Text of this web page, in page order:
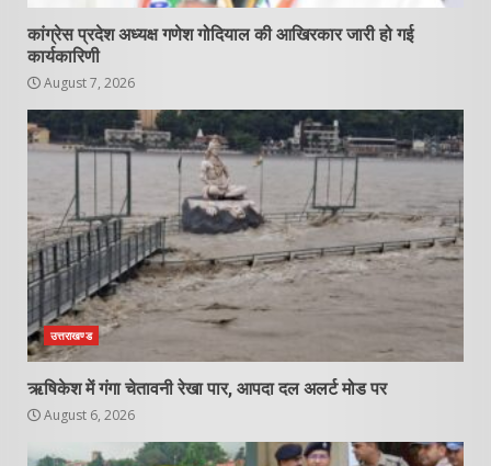
कांग्रेस प्रदेश अध्यक्ष गणेश गोदियाल की आखिरकार जारी हो गई
कार्यकारिणी
August 7, 2026
उत्तराखण्ड
ऋषिकेश में गंगा चेतावनी रेखा पार, आपदा दल अलर्ट मोड पर
August 6, 2026